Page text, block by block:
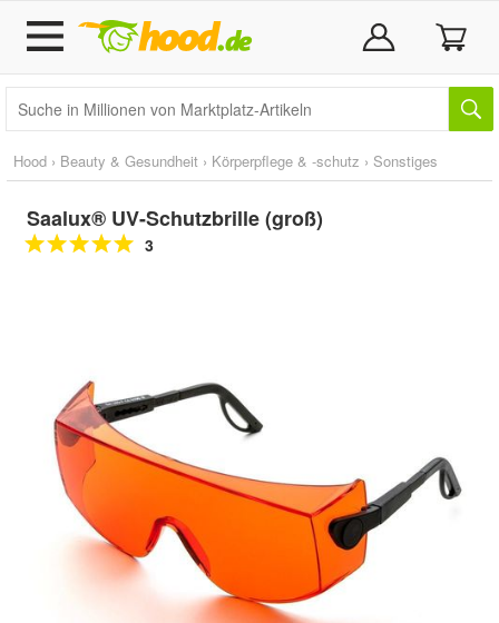
Hood › Beauty & Gesundheit › Körperpflege & -schutz › Sonstiges
Saalux® UV-Schutzbrille (groß)
3